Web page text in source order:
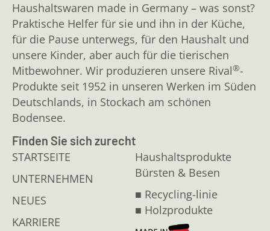
Haushaltswaren made in Germany – was sonst?
Praktische Helfer für sie und ihn in der Küche,
für die Pause unterwegs, für den Haushalt und
unsere Kinder, aber auch für die tierischen
Mitbewohner. Wir produzieren unsere Rival®-
Produkte seit 1952 in unseren Werken im Süden
Deutschlands, in Stockach am schönen
Bodensee.
Finden Sie sich zurecht
STARTSEITE
UNTERNEHMEN
NEUES
KARRIERE
Haushaltsprodukte
Bürsten & Besen
■ Recycling-linie
■ Holzprodukte